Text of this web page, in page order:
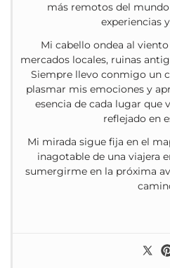
más remotos del
experiencias
Mi cabello ondea al
mercados locales, ruinas
Siempre llevo conmigo un
plasmar mis emociones y
esencia de cada lugar que
reflejado en
Mi mirada sigue fija en el
inagotable de una viajera
sumergirme en la próxima